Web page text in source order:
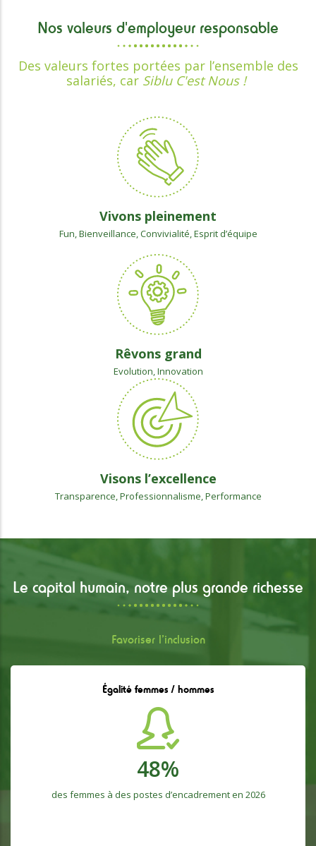
Nos valeurs d'employeur responsable
Des valeurs fortes portées par l’ensemble des
salariés, car Siblu C'est Nous !
Vivons pleinement
Fun, Bienveillance, Convivialité, Esprit d’équipe
Rêvons grand
Evolution, Innovation
Visons l’excellence
Transparence, Professionnalisme, Performance
Le capital humain, notre plus grande richesse
Favoriser l’inclusion
Égalité femmes / hommes
48%
des femmes à des postes d’encadrement en 2026